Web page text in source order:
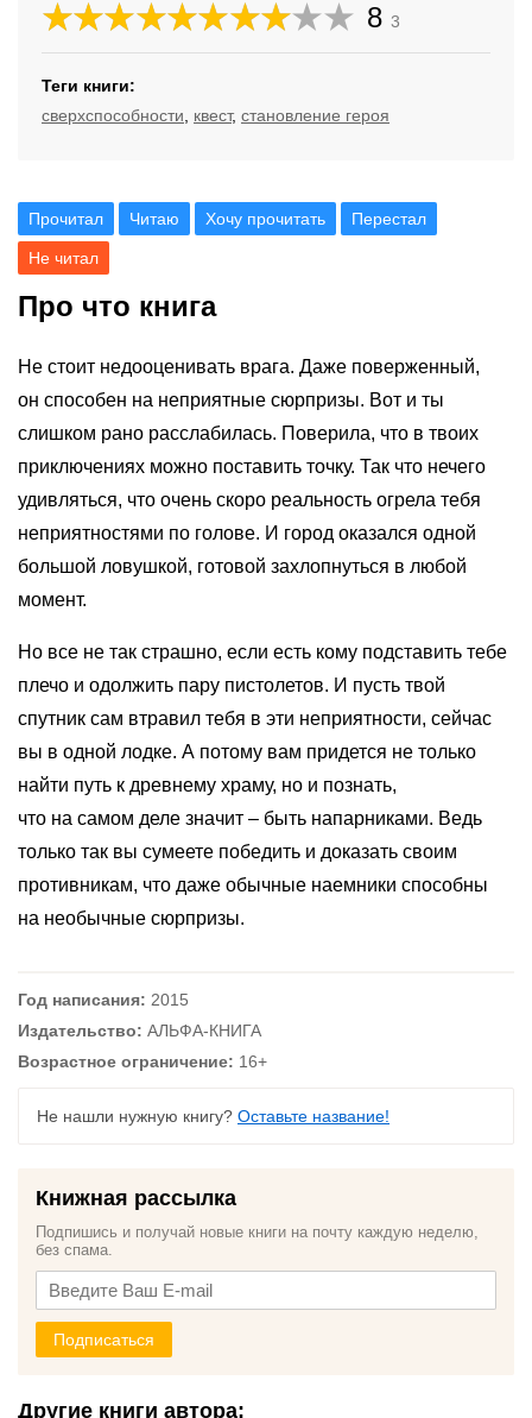
8 3
Теги книги:
сверхспособности
квест, становление героя
Прочитал Читаю Хочу прочитать Перестал
Не читал
Про что книга
Не стоит недооценивать врага. Даже поверженный,
он способен на неприятные сюрпризы. Вот и ты
слишком рано расслабилась. Поверила, что в твоих
приключениях можно поставить точку. Так что нечего
удивляться, что очень скоро реальность огрела тебя
неприятностями по голове. И город оказался одной
большой ловушкой, готовой захлопнуться в любой
момент.
Но все не так страшно, если есть кому подставить тебе
плечо и одолжить пару пистолетов. И пусть твой
спутник сам втравил тебя в эти неприятности, сейчас
вы в одной лодке. А потому вам придется не только
найти путь к древнему храму, но и познать,
что на самом деле значит – быть напарниками. Ведь
только так вы сумеете победить и доказать своим
противникам, что даже обычные наемники способны
на необычные сюрпризы.
Год написания: 2015
Издательство: АЛЬФА-КНИГА
Возрастное ограничение: 16+
Не нашли нужную книгу? Оставьте название!
Книжная рассылка
Подпишись и получай новые книги на почту каждую неделю,
без спама.
Подписаться
Другие книги автора: